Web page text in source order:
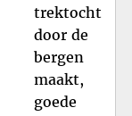
trektocht
door de
bergen
maakt,
goede